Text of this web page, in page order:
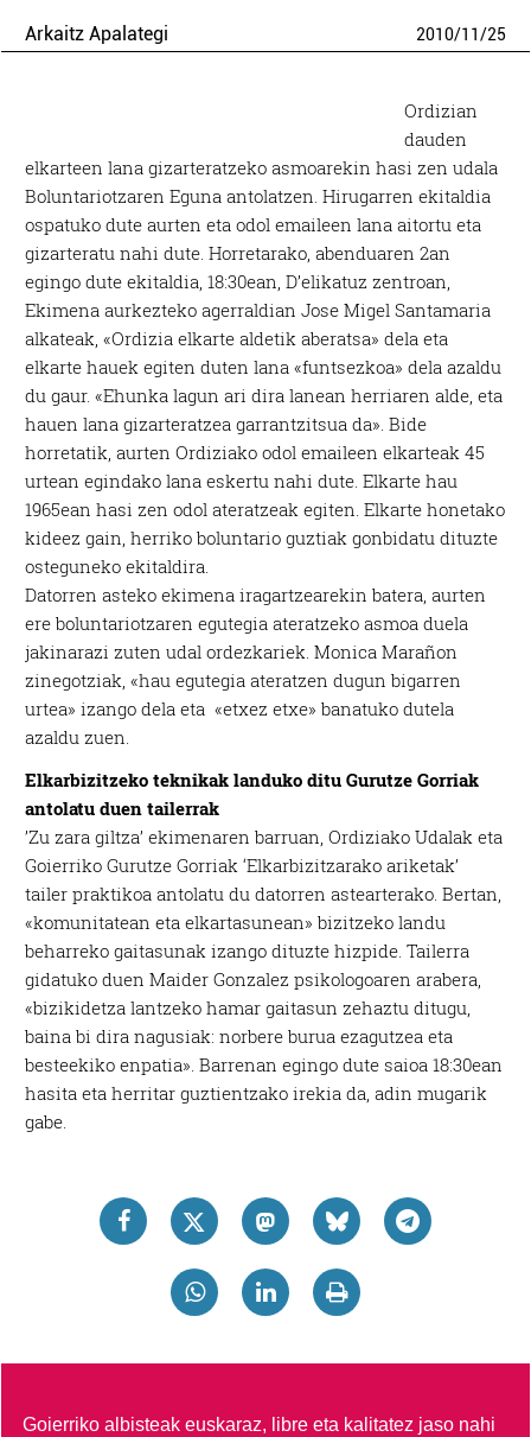
Arkaitz Apalategi 2010/11/25
Ordizian
dauden
elkarteen lana gizarteratzeko asmoarekin hasi zen udala
Boluntariotzaren Eguna antolatzen. Hirugarren ekitaldia
ospatuko dute aurten eta odol emaileen lana aitortu eta
gizarteratu nahi dute. Horretarako, abenduaren 2an
egingo dute ekitaldia, 18:30ean, D’elikatuz zentroan,
Ekimena aurkezteko agerraldian Jose Migel Santamaria
alkateak, «Ordizia elkarte aldetik aberatsa» dela eta
elkarte hauek egiten duten lana «funtsezkoa» dela azaldu
du gaur. «Ehunka lagun ari dira lanean herriaren alde, eta
hauen lana gizarteratzea garrantzitsua da». Bide
horretatik, aurten Ordiziako odol emaileen elkarteak 45
urtean egindako lana eskertu nahi dute. Elkarte hau
1965ean hasi zen odol ateratzeak egiten. Elkarte honetako
kideez gain, herriko boluntario guztiak gonbidatu dituzte
osteguneko ekitaldira.
Datorren asteko ekimena iragartzearekin batera, aurten
ere boluntariotzaren egutegia ateratzeko asmoa duela
jakinarazi zuten udal ordezkariek. Monica Marañon
zinegotziak, «hau egutegia ateratzen dugun bigarren
urtea» izango dela eta «etxez etxe» banatuko dutela
azaldu zuen.
Elkarbizitzeko teknikak landuko ditu Gurutze Gorriak
antolatu duen tailerrak
’Zu zara giltza’ ekimenaren barruan, Ordiziako Udalak eta
Goierriko Gurutze Gorriak ‘Elkarbizitzarako ariketak’
tailer praktikoa antolatu du datorren astearterako. Bertan,
«komunitatean eta elkartasunean» bizitzeko landu
beharreko gaitasunak izango dituzte hizpide. Tailerra
gidatuko duen Maider Gonzalez psikologoaren arabera,
«bizikidetza lantzeko hamar gaitasun zehaztu ditugu,
baina bi dira nagusiak: norbere burua ezagutzea eta
besteekiko enpatia». Barrenan egingo dute saioa 18:30ean
hasita eta herritar guztientzako irekia da, adin mugarik
gabe.
Goierriko albisteak euskaraz, libre eta kalitatez jaso nahi